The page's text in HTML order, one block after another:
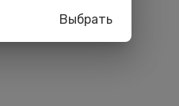
Выбрать